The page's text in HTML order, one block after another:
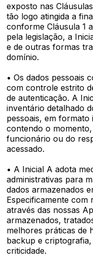
exposto nas
tão logo atingida a
conforme Cláusula 1
pela legislação, a
e de outras formas
domínio.
• Os dados pessoais
com controle estrito
de autenticação. A
inventário detalhado
pessoais, em
contendo o
funcionário ou do
acessado.
• A Inicial A adota
administrativas para
dados armazenados
Especificamente com
através das nossas
armazenados,
melhores práticas de
backup e
criticidade.